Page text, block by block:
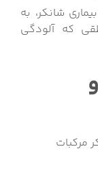
شانکر، به
که آلودگی
مرکبات